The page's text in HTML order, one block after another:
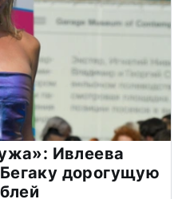
Ивлеева
дорогущую